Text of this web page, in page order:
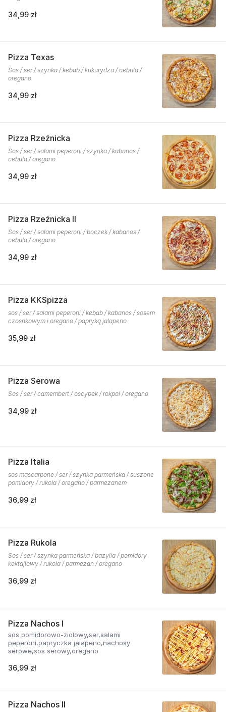
34,99 zł
Pizza Texas
Sos / ser / szynka / kebab / kukurydza / cebula /
oregano
34,99 zł
Pizza Rzeźnicka
Sos / ser / salami peperoni / szynka / kabanos /
cebula / oregano
34,99 zł
Pizza Rzeźnicka II
Sos / ser / salami peperoni / boczek / kabanos /
cebula / oregano
34,99 zł
Pizza KKSpizza
sos / ser / salami peperoni / kebab / kabanos / sosem
czosnkowym i oregano / papryką jalapeno
35,99 zł
Pizza Serowa
Sos / ser / camembert / oscypek / rokpol / oregano
34,99 zł
Pizza Italia
sos mascarpone / ser / szynka parmeńska / suszone
pomidory / rukola / oregano / parmezanem
36,99 zł
Pizza Rukola
Sos / ser / szynka parmeńska / bazylia / pomidory
koktajlowy / rukola / parmezan / oregano
36,99 zł
Pizza Nachos I
sos pomidorowo-ziolowy,ser,salami
peperoni,papryczka jalapeno,nachosy
serowe,sos serowy,oregano
36,99 zł
Pizza Nachos II